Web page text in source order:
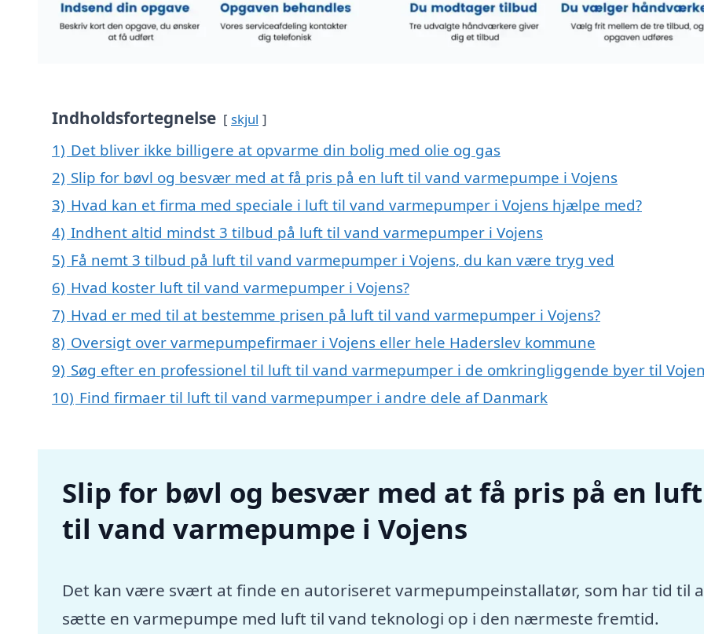
Indholdsfortegnelse skjul
1) Det bliver ikke billigere at opvarme din bolig med olie og gas
2) Slip for bøvl og besvær med at få pris på en luft til vand varmepumpe i Vojens
3) Hvad kan et firma med speciale i luft til vand varmepumper i Vojens hjælpe med?
4) Indhent altid mindst 3 tilbud på luft til vand varmepumper i Vojens
5) Få nemt 3 tilbud på luft til vand varmepumper i Vojens, du kan være tryg ved
6) Hvad koster luft til vand varmepumper i Vojens?
7) Hvad er med til at bestemme prisen på luft til vand varmepumper i Vojens?
8) Oversigt over varmepumpefirmaer i Vojens eller hele Haderslev kommune
9) Søg efter en professionel til luft til vand varmepumper i de omkringliggende byer til
10) Find firmaer til luft til vand varmepumper i andre dele af Danmark
Slip for bøvl og besvær med at få pris på en luft
til vand varmepumpe i Vojens
Det kan være svært at finde en autoriseret varmepumpeinstallatør, som har tid til
sætte en varmepumpe med luft til vand teknologi op i den nærmeste fremtid.